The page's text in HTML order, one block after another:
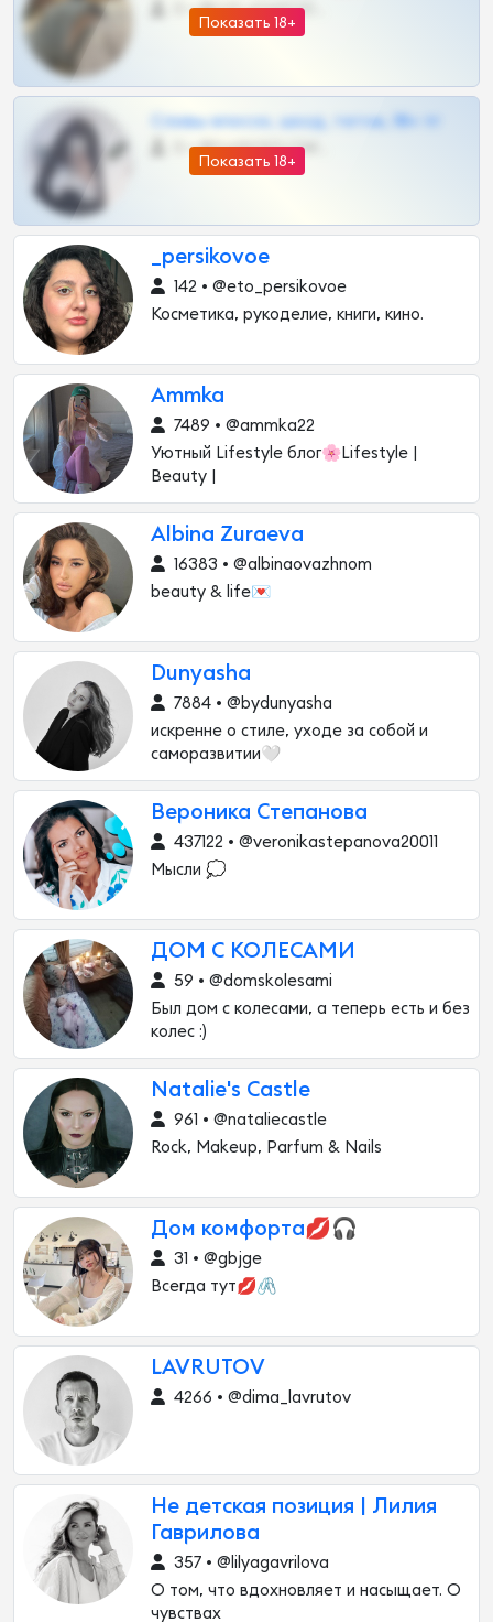
Показать 18+
0 •
Показать 18+
Сливы вписок, шкод, теток, 18+ тг
0 •
_persikovoe
142 • @eto_persikovoe
Косметика, рукоделие, книги, кино.
Ammka
7489 • @ammka22
Уютный Lifestyle блог🌸Lifestyle |
Beauty |
Albina Zuraeva
16383 • @albinaovazhnom
beauty & life💌
Dunyasha
7884 • @bydunyasha
искренне о стиле, уходе за собой и
саморазвитии🤍
Вероника Степанова
437122 • @veronikastepanova20011
Мысли 💭
ДОМ С КОЛЕСАМИ
59 • @domskolesami
Был дом с колесами, а теперь есть и без
колес :)
Natalie's Castle
961 • @nataliecastle
Rock, Makeup, Parfum & Nails
Дом комфорта💋🎧
31 • @gbjge
Всегда тут💋🖇
LAVRUTOV
4266 • @dima_lavrutov
Не детская позиция | Лилия
Гаврилова
357 • @lilyagavrilova
О том, что вдохновляет и насыщает. О
чувствах